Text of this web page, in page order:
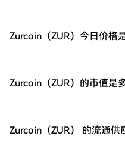
Zurcoin（ZUR）今日价格
Zurcoin（ZUR）的市值是
Zurcoin（ZUR） 的流通供